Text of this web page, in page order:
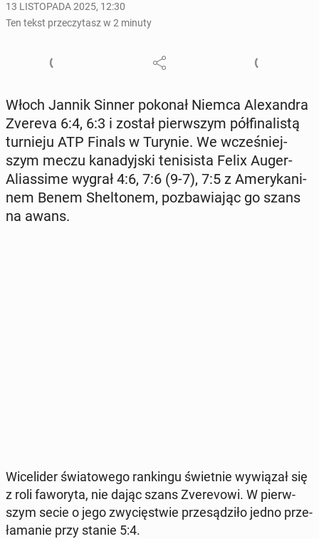
13 LISTOPADA 2025, 12:30
Ten tekst przeczytasz w 2 minuty
Włoch Jannik Sinner pokonał Niemca Ale­xan­dra
Zvereva 6:4, 6:3 i został pierw­szym pół­fi­na­li­stą
tur­nie­ju ATP Finals w Turynie. We wcze­śniej­
szym meczu ka­na­dyj­ski te­ni­si­sta Felix Auger-
Alias­si­me wygrał 4:6, 7:6 (9-7), 7:5 z Ame­ry­ka­ni­
nem Benem Shel­to­nem, po­zba­wia­jąc go szans
na awans.
Wi­ce­li­der świa­to­we­go ran­kin­gu świet­nie wy­wią­zał się
z roli fa­wo­ry­ta, nie dając szans Zve­re­vo­wi. W pierw­
szym secie o jego zwy­cię­stwie prze­są­dzi­ło jedno prze­
ła­ma­nie przy stanie 5:4.